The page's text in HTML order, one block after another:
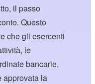
il passo
Questo
che gli esercenti
le
bancarie.
approvata la